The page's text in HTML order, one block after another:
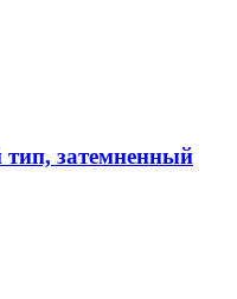
затемненный